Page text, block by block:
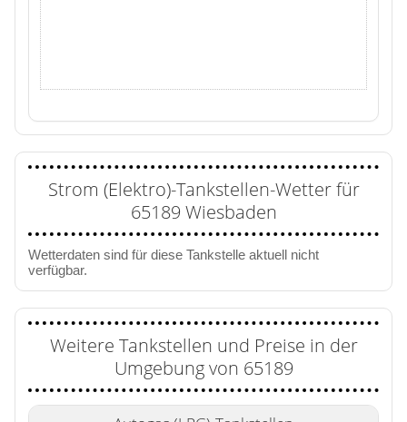
Strom (Elektro)-Tankstellen-Wetter für
65189 Wiesbaden
Wetterdaten sind für diese Tankstelle aktuell nicht
verfügbar.
Weitere Tankstellen und Preise in der
Umgebung von 65189